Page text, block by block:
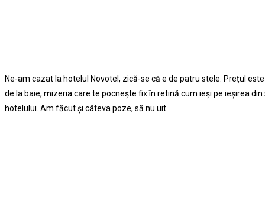
Ne-am cazat la hotelul Novotel, zică-se că e de patru stele. Prețul
de la baie, mizeria care te pocneşte fix în retină cum ieşi pe ieşirea
hotelului. Am făcut şi câteva poze, să nu uit.